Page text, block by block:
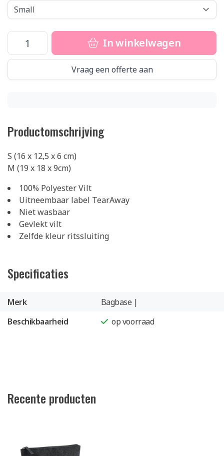
In winkelwagen
Vraag een offerte aan
Productomschrijving
S (16 x 12,5 x 6 cm)
M (19 x 18 x 9cm)
100% Polyester Vilt
Uitneembaar label TearAway
Niet wasbaar
Gevlekt vilt
Zelfde kleur ritssluiting
Specificaties
Merk
Bagbase |
Beschikbaarheid
op voorraad
Recente producten